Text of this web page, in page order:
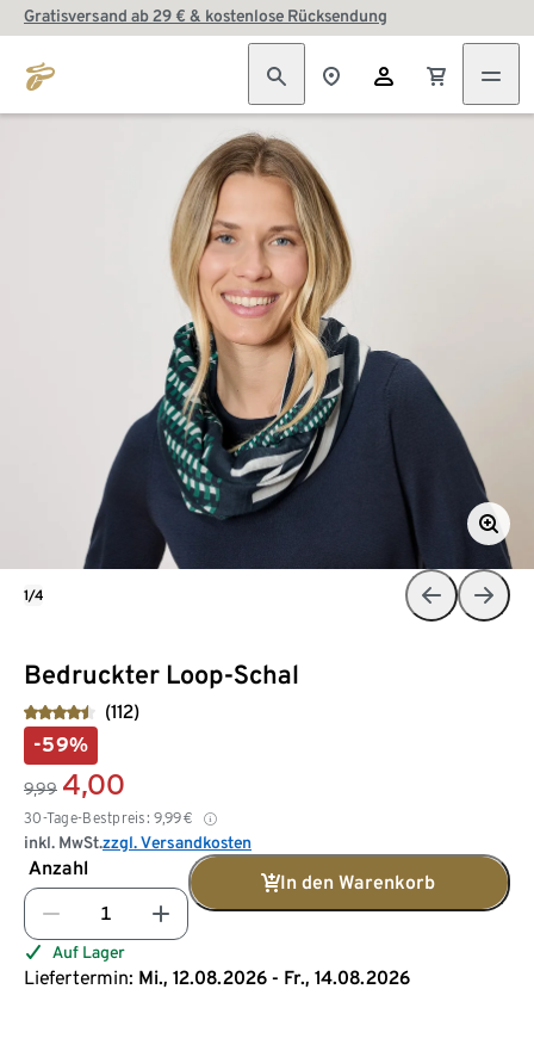
Gratisversand ab 29 € & kostenlose Rücksendung
Bedruckter Loop-Schal
(112)
-59%
9,99 4,00
30-Tage-Bestpreis: 9,99€
inkl. MwSt.zzgl. Versandkosten
Anzahl
In den Warenkorb
Auf Lager
Liefertermin: Mi., 12.08.2026 - Fr., 14.08.2026
1/4